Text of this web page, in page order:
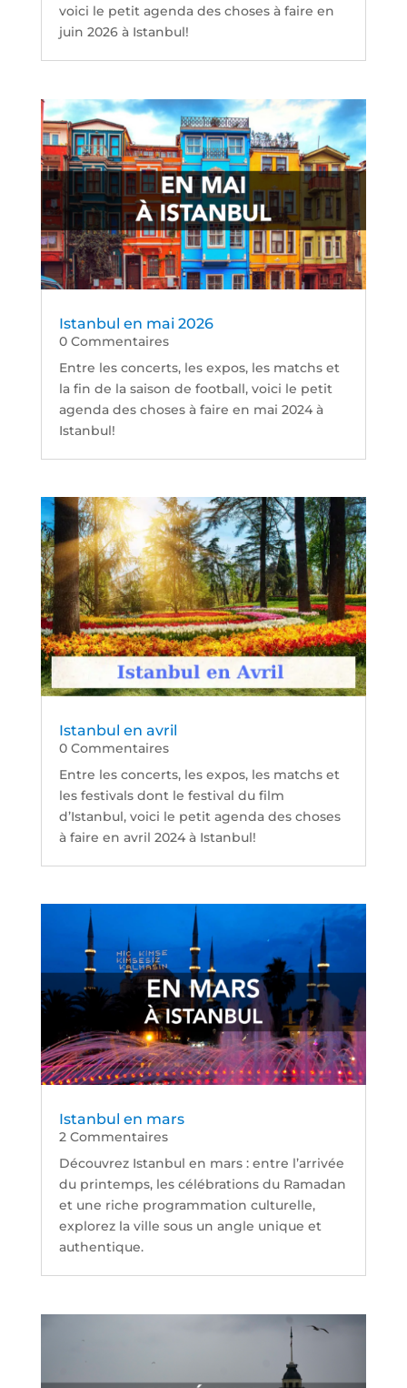
voici le petit agenda des choses à faire en
juin 2026 à Istanbul!
Istanbul en mai 2026
0 Commentaires
Entre les concerts, les expos, les matchs et
la fin de la saison de football, voici le petit
agenda des choses à faire en mai 2024 à
Istanbul!
Istanbul en avril
0 Commentaires
Entre les concerts, les expos, les matchs et
les festivals dont le festival du film
d’Istanbul, voici le petit agenda des choses
à faire en avril 2024 à Istanbul!
Istanbul en mars
2 Commentaires
Découvrez Istanbul en mars : entre l’arrivée
du printemps, les célébrations du Ramadan
et une riche programmation culturelle,
explorez la ville sous un angle unique et
authentique.